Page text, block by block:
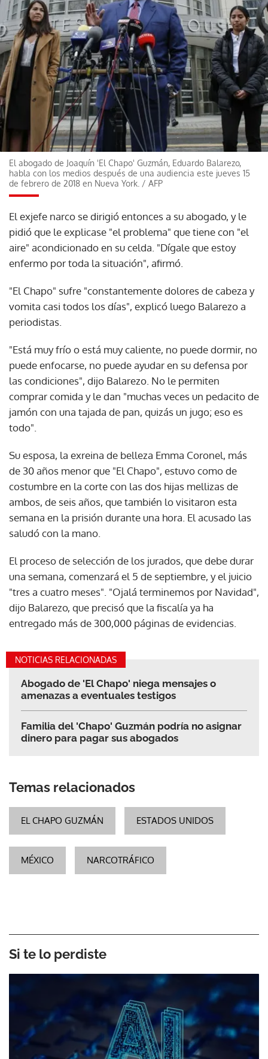
El abogado de Joaquín 'El Chapo' Guzmán, Eduardo Balarezo,
habla con los medios después de una audiencia este jueves 15
de febrero de 2018 en Nueva York. / AFP
El exjefe narco se dirigió entonces a su abogado, y le
pidió que le explicase "el problema" que tiene con "el
aire" acondicionado en su celda. "Dígale que estoy
enfermo por toda la situación", afirmó.
"El Chapo" sufre "constantemente dolores de cabeza y
vomita casi todos los días", explicó luego Balarezo a
periodistas.
"Está muy frío o está muy caliente, no puede dormir, no
puede enfocarse, no puede ayudar en su defensa por
las condiciones", dijo Balarezo. No le permiten
comprar comida y le dan "muchas veces un pedacito de
jamón con una tajada de pan, quizás un jugo; eso es
todo".
Su esposa, la exreina de belleza Emma Coronel, más
de 30 años menor que "El Chapo", estuvo como de
costumbre en la corte con las dos hijas mellizas de
ambos, de seis años, que también lo visitaron esta
semana en la prisión durante una hora. El acusado las
saludó con la mano.
El proceso de selección de los jurados, que debe durar
una semana, comenzará el 5 de septiembre, y el juicio
"tres a cuatro meses". "Ojalá terminemos por Navidad",
dijo Balarezo, que precisó que la fiscalía ya ha
entregado más de 300,000 páginas de evidencias.
NOTICIAS RELACIONADAS
Abogado de 'El Chapo' niega mensajes o
amenazas a eventuales testigos
Familia del 'Chapo' Guzmán podría no asignar
dinero para pagar sus abogados
Temas relacionados
EL CHAPO GUZMÁN ESTADOS UNIDOS
MÉXICO NARCOTRÁFICO
Si te lo perdiste